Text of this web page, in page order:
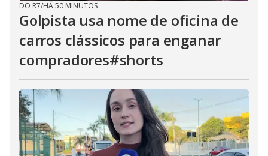
DO R7/HÁ 50 MINUTOS
Golpista usa nome de oficina de
carros clássicos para enganar
compradores#shorts